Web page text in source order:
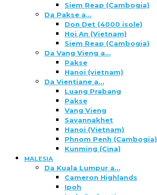
Siem Reap (Cambogia)
Da Pakse a…
Don Det (4000 isole)
Hoi An (Vietnam)
Siem Reap (Cambogia)
Da Vang Vieng a…
Pakse
Hanoi (vietnam)
Da Vientiane a…
Luang Prabang
Pakse
Vang Vieng
Savannakhet
Hanoi (Vietnam)
Phnom Penh (Cambogia)
Kunming (Cina)
MALESIA
Da Kuala Lumpur a…
Cameron Highlands
Ipoh